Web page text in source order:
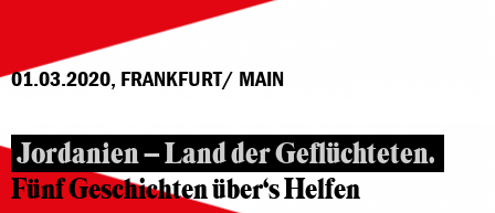
01.03.2020, FRANKFURT/ MAIN
Jordanien – Land der Geflüchteten.
Fünf Geschichten über‘s Helfen